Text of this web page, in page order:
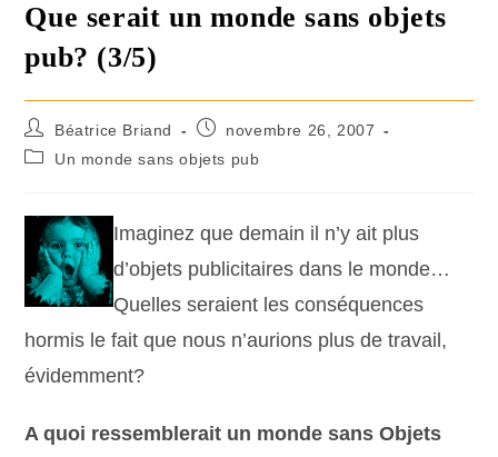
Que serait un monde sans objets
pub? (3/5)
Béatrice Briand
novembre 26, 2007
Un monde sans objets pub
Imaginez que demain il n’y ait plus
d’objets publicitaires dans le monde…
Quelles seraient les conséquences
hormis le fait que nous n’aurions plus de travail,
évidemment?
A quoi ressemblerait un monde sans Objets